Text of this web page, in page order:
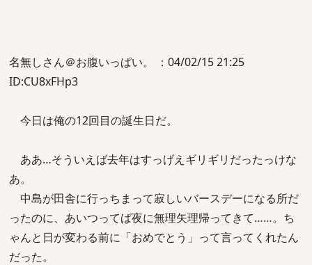
名無しさん＠お腹いっぱい。 ：04/02/15 21:25
ID:CU8xFHp3
今日は俺の12回目の誕生日だ。
ああ…そういえば去年はすっげえギリギリだったっけな
あ。
中島が田舎に行っちまって寂しいバースデーになる所だ
ったのに、あいつってば夜に無理矢理帰ってきて……。ち
ゃんと日が変わる前に「おめでとう」って言ってくれたん
だった。